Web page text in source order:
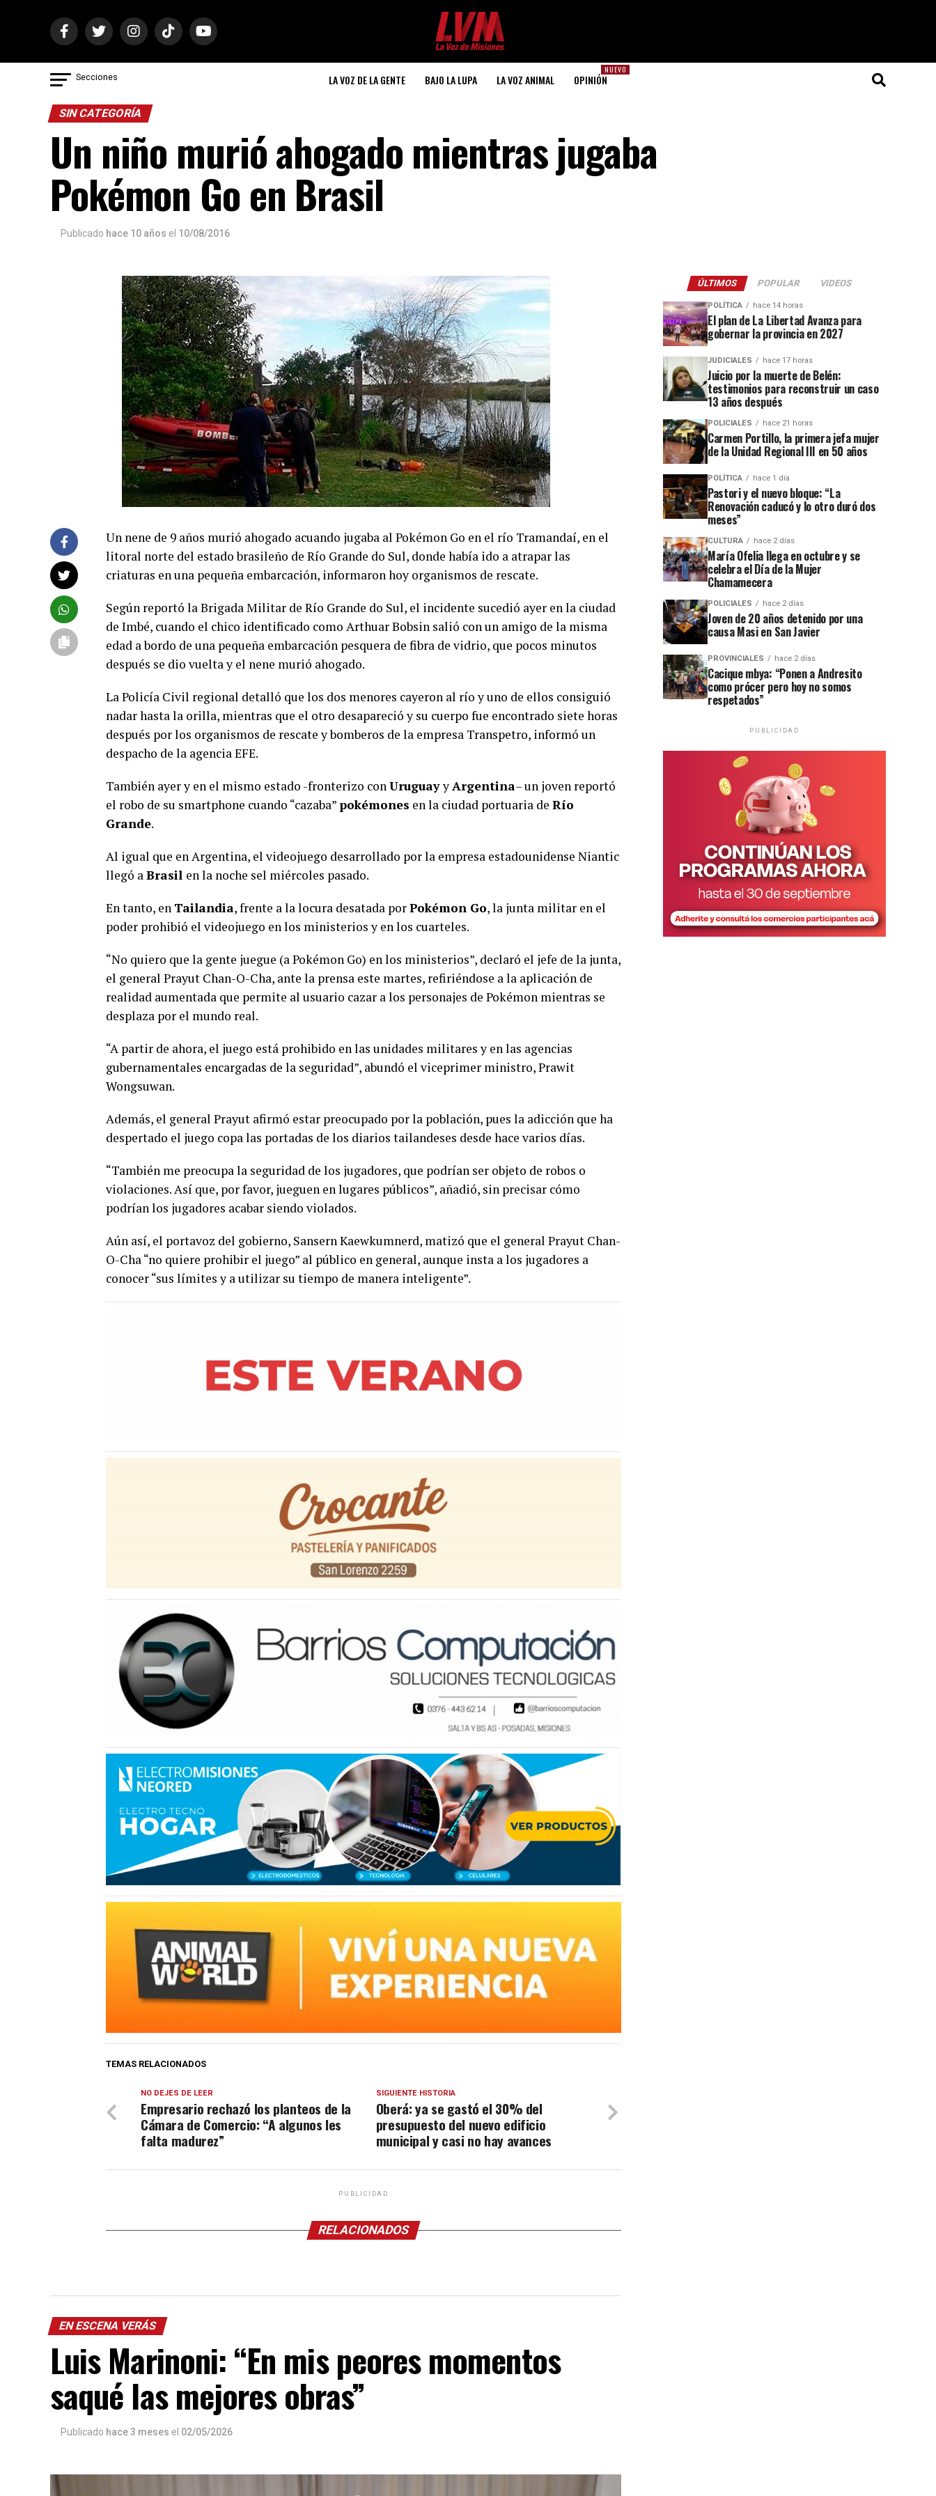
Secciones LA VOZ DE LA GENTE BAJO LA LUPA LA VOZ ANIMAL
NUEVO
OPINIÓN
SIN CATEGORÍA
Un niño murió ahogado mientras jugaba
Pokémon Go en Brasil
Publicado hace 10 años el 10/08/2016
Un nene de 9 años murió ahogado acuando jugaba al Pokémon Go en el río Tramandaí, en el
litoral norte del estado brasileño de Río Grande do Sul, donde había ido a atrapar las
criaturas en una pequeña embarcación, informaron hoy organismos de rescate.
Según reportó la Brigada Militar de Río Grande do Sul, el incidente sucedió ayer en la ciudad
de Imbé, cuando el chico identificado como Arthuar Bobsin salió con un amigo de la misma
edad a bordo de una pequeña embarcación pesquera de fibra de vidrio, que pocos minutos
después se dio vuelta y el nene murió ahogado.
La Policía Civil regional detalló que los dos menores cayeron al río y uno de ellos consiguió
nadar hasta la orilla, mientras que el otro desapareció y su cuerpo fue encontrado siete horas
después por los organismos de rescate y bomberos de la empresa Transpetro, informó un
despacho de la agencia EFE.
También ayer y en el mismo estado -fronterizo conUruguayyArgentina– un joven reportó
el robo de su smartphone cuando “cazaba” pokémones en la ciudad portuaria de Río
Grande.
Al igual que en Argentina, el videojuego desarrollado por la empresa estadounidense Niantic
llegó aBrasil en la noche sel miércoles pasado.
En tanto, en Tailandia, frente a la locura desatada porPokémon Go, la junta militar en el
poder prohibió el videojuego en los ministerios y en los cuarteles.
“No quiero que la gente juegue (a Pokémon Go) en los ministerios”, declaró el jefe de la junta,
el general Prayut Chan-O-Cha, ante la prensa este martes, refiriéndose a la aplicación de
realidad aumentada que permite al usuario cazar a los personajes de Pokémon mientras se
desplaza por el mundo real.
“A partir de ahora, el juego está prohibido en las unidades militares y en las agencias
gubernamentales encargadas de la seguridad”, abundó el viceprimer ministro, Prawit
Wongsuwan.
Además, el general Prayut afirmó estar preocupado por la población, pues la adicción que ha
despertado el juego copa las portadas de los diarios tailandeses desde hace varios días.
“También me preocupa la seguridad de los jugadores, que podrían ser objeto de robos o
violaciones. Así que, por favor, jueguen en lugares públicos”, añadió, sin precisar cómo
podrían los jugadores acabar siendo violados.
Aún así, el portavoz del gobierno, Sansern Kaewkumnerd, matizó que el general Prayut Chan-
O-Cha “no quiere prohibir el juego” al público en general, aunque insta a los jugadores a
conocer “sus límites y a utilizar su tiempo de manera inteligente”.
TEMAS RELACIONADOS
SIGUIENTE HISTORIA
Oberá: ya se gastó el 30% del
presupuesto del nuevo edificio
municipal y casi no hay avances
NO DEJES DE LEER
Empresario rechazó los planteos de la
Cámara de Comercio: “A algunos les
falta madurez”
PUBLICIDAD
RELACIONADOS
EN ESCENA VERÁS
Luis Marinoni: “En mis peores momentos
saqué las mejores obras”
Publicado hace 3 meses el 02/05/2026
ÚLTIMOS POPULAR VIDEOS
POLÍTICA hace 14 horas
El plan de La Libertad Avanza para
gobernar la provincia en 2027
JUDICIALES hace 17 horas
Juicio por la muerte de Belén:
testimonios para reconstruir un caso
13 años después
POLICIALES hace 21 horas
Carmen Portillo, la primera jefa mujer
de la Unidad Regional III en 50 años
POLÍTICA hace 1 día
Pastori y el nuevo bloque: “La
Renovación caducó y lo otro duró dos
meses”
CULTURA hace 2 días
María Ofelia llega en octubre y se
celebra el Día de la Mujer
Chamamecera
POLICIALES hace 2 días
Joven de 20 años detenido por una
causa Masi en San Javier
PROVINCIALES hace 2 días
Cacique mbya: “Ponen a Andresito
como prócer pero hoy no somos
respetados”
PUBLICIDAD